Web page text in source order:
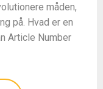
måden,
på. Hvad er en
Article Number